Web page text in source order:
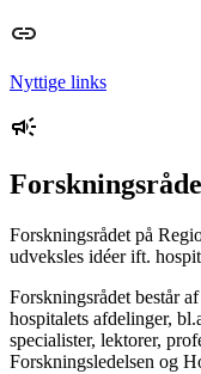
Nyttige links
Forskningsrådet på
udveksles idéer ift.
Forskningsrådet består
hospitalets afdelinger,
specialister, lektorer,
Forskningsledelsen og